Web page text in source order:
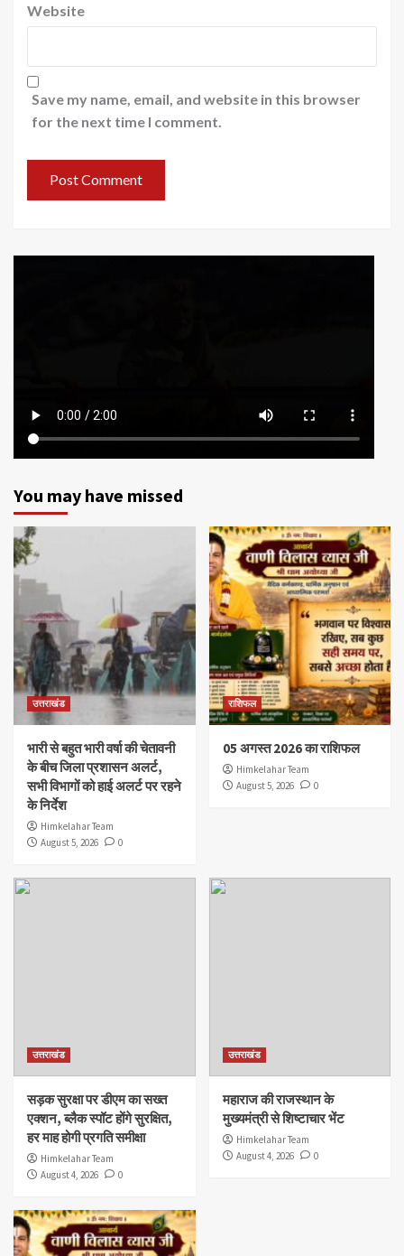
Website
Save my name, email, and website in this browser
for the next time I comment.
You may have missed
उत्तराखंड
भारी से बहुत भारी वर्षा की चेतावनी
के बीच जिला प्रशासन अलर्ट,
सभी विभागों को हाई अलर्ट पर रहने
के निर्देश
Himkelahar Team
August 5, 2026
0
राशिफल
05 अगस्त 2026 का राशिफल
Himkelahar Team
August 5, 2026
0
उत्तराखंड
सड़क सुरक्षा पर डीएम का सख्त
एक्शन, ब्लैक स्पॉट होंगे सुरक्षित,
हर माह होगी प्रगति समीक्षा
Himkelahar Team
August 4, 2026
0
उत्तराखंड
महाराज की राजस्थान के
मुख्यमंत्री से शिष्टाचार भेंट
Himkelahar Team
August 4, 2026
0